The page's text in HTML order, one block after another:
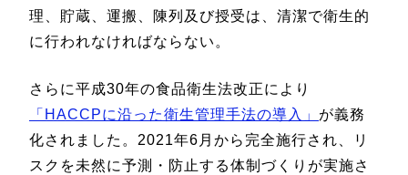
理、貯蔵、運搬、陳列及び授受は、清潔で衛生的
に行われなければならない。
さらに平成30年の食品衛生法改正により
「HACCPに沿った衛生管理手法の導入」 が義務
化されました。2021年6月から完全施行され、リ
スクを未然に予測・防止する体制づくりが実施さ